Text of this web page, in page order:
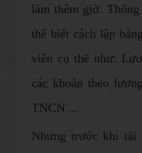
làm thêm giờ.
thể biết cách lập
viên cụ thể như:
các khoản theo
TNCN ...
Nhưng trước khi tải